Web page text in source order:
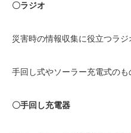
〇ラジオ
災害時の情報収集に役立つラジ
手回し式やソーラー充電式のも
〇手回し充電器